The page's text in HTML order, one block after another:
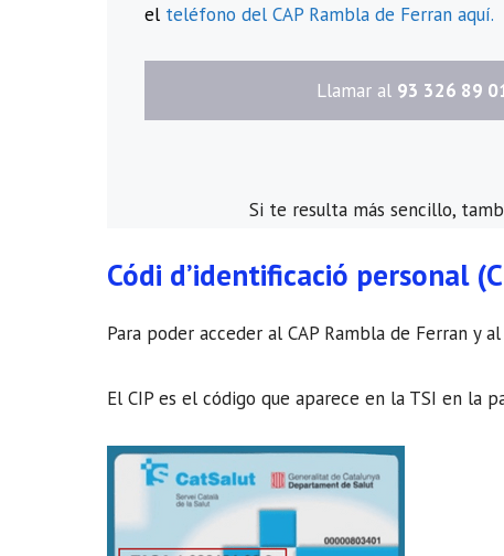
el teléfono del CAP Rambla de Ferran aquí.
​Llamar al 93 326 89
Si te resulta más sencillo,
Códi d’identificació personal
Para poder acceder al CAP Rambla de Ferran y
El CIP es el código que aparece en la TSI en la